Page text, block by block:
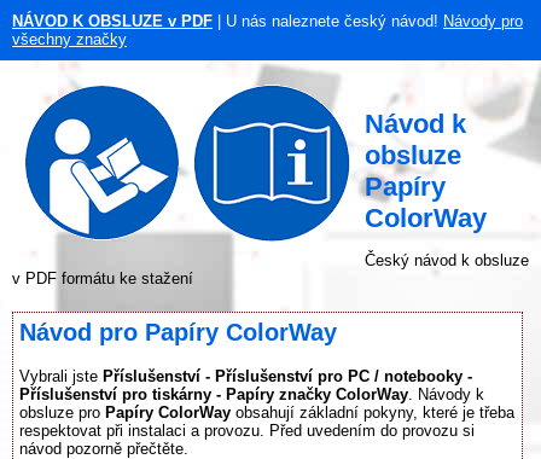
NÁVOD K OBSLUZE v PDF | U nás naleznete český návod! Návody pro
všechny značky
Návod k
obsluze
Papíry
ColorWay
Český návod k obsluze
v PDF formátu ke stažení
Návod pro Papíry ColorWay
Vybrali jste Příslušenství - Příslušenství pro PC / notebooky -
Příslušenství pro tiskárny - Papíry značky ColorWay . Návody k
obsluze pro Papíry ColorWay obsahují základní pokyny, které je třeba
respektovat při instalaci a provozu. Před uvedením do provozu si
návod pozorně přečtěte.